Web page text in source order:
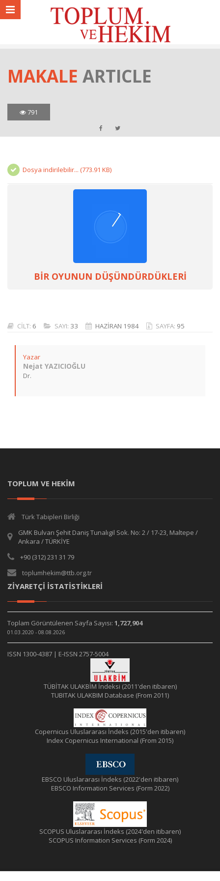
MAKALE ARTICLE
791
Dosya indirilebilir... (773.91 KB)
BİR OYUNUN DÜŞÜNDÜRDÜKLERİ
CİLT: 6 SAYI: 33 HAZİRAN 1984 SAYFA: 95
Yazar
Nejat YAZICIOĞLU
Dr.
TOPLUM VE HEKİM
Türk Tabipleri Birliği
GMK Bulvarı Şehit Daniş Tunalıgil Sok. No: 2 / 17-23, Maltepe /
Ankara / TÜRKİYE
+90 (312) 231 31 79
toplumhekim@ttb.org.tr
ZİYARETÇİ İSTATİSTİKLERİ
Toplam Görüntülenen Sayfa Sayısı: 1,727,904
01.03.2020 - 08.08.2026
ISSN 1300-4387 | E-ISSN 2757-5004
TÜBİTAK ULAKBİM İndeksi (2011'den itibaren)
TUBITAK ULAKBIM Database (From 2011)
Copernicus Uluslararası İndeks (2015'den itibaren)
Index Copernicus International (From 2015)
EBSCO Uluslararası İndeks (2022'den itibaren)
EBSCO Information Services (Form 2022)
SCOPUS Uluslararası İndeks (2024'den itibaren)
SCOPUS Information Services (Form 2024)